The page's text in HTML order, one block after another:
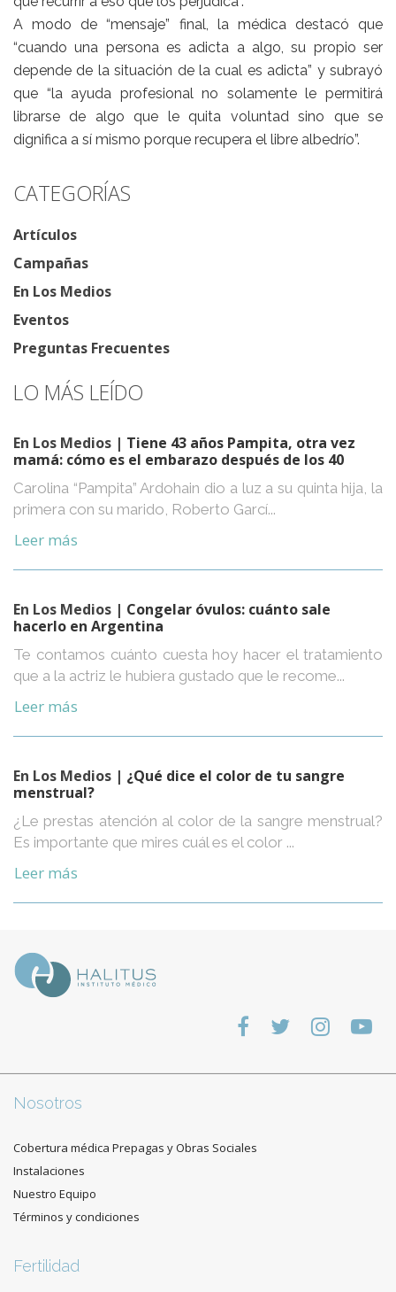
A modo de “mensaje” final, la médica destacó que
“cuando una persona es adicta a algo, su propio ser
depende de la situación de la cual es adicta” y subrayó
que “la ayuda profesional no solamente le permitirá
librarse de algo que le quita voluntad sino que se
dignifica a sí mismo porque recupera el libre albedrío”.
CATEGORÍAS
Artículos
Campañas
En Los Medios
Eventos
Preguntas Frecuentes
LO MÁS LEÍDO
En Los Medios | Tiene 43 años Pampita, otra vez
mamá: cómo es el embarazo después de los 40
Carolina “Pampita” Ardohain dio a luz a su quinta hija, la
primera con su marido, Roberto Garcí...
Leer más
En Los Medios | Congelar óvulos: cuánto sale
hacerlo en Argentina
Te contamos cuánto cuesta hoy hacer el tratamiento
que a la actriz le hubiera gustado que le recome...
Leer más
En Los Medios | ¿Qué dice el color de tu sangre
menstrual?
¿Le prestas atención al color de la sangre menstrual?
Es importante que mires cuál es el color ...
Leer más
Nosotros
Cobertura médica Prepagas y Obras Sociales
Instalaciones
Nuestro Equipo
Términos y condiciones
Fertilidad